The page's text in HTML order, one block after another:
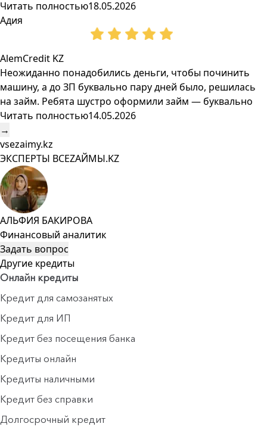
Читать полностью18.05.2026
Адия
AlemCredit KZ
Неожиданно понадобились деньги, чтобы починить
машину, а до ЗП буквально пару дней было, решилась
на займ. Ребята шустро оформили займ — буквально
Читать полностью14.05.2026
→
vsezaimy.kz
ЭКСПЕРТЫ ВСЕZAЙМЫ.KZ
АЛЬФИЯ БАКИРОВА
Финансовый аналитик
Задать вопрос
Другие кредиты
Онлайн кредиты
Кредит для самозанятых
Кредит для ИП
Кредит без посещения банка
Кредиты онлайн
Кредиты наличными
Кредит без справки
Долгосрочный кредит